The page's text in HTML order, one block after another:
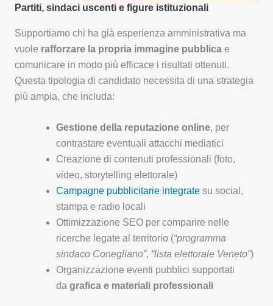
Partiti, sindaci uscenti e figure istituzionali
Supportiamo chi ha già esperienza amministrativa ma
vuole rafforzare la propria immagine pubblica e
comunicare in modo più efficace i risultati ottenuti.
Questa tipologia di candidato necessita di una strategia
più ampia, che includa:
Gestione della reputazione online, per
contrastare eventuali attacchi mediatici
Creazione di contenuti professionali (foto,
video, storytelling elettorale)
Campagne pubblicitarie integrate su social,
stampa e radio locali
Ottimizzazione SEO per comparire nelle
ricerche legate al territorio (“programma
sindaco Conegliano”, “lista elettorale Veneto”)
Organizzazione eventi pubblici supportati
da grafica e materiali professionali